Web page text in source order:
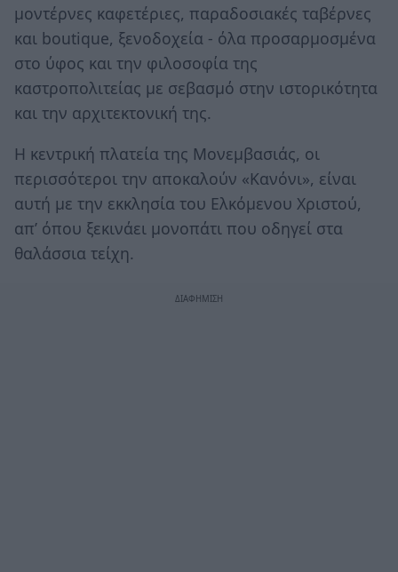
μοντέρνες καφετέριες, παραδοσιακές ταβέρνες
και boutique, ξενοδοχεία - όλα προσαρμοσμένα
στο ύφος και την φιλοσοφία της
καστροπολιτείας με σεβασμό στην ιστορικότητα
και την αρχιτεκτονική της.
Η κεντρική πλατεία της Μονεμβασιάς, οι
περισσότεροι την αποκαλούν «Κανόνι», είναι
αυτή με την εκκλησία του Ελκόμενου Χριστού,
απ’ όπου ξεκινάει μονοπάτι που οδηγεί στα
θαλάσσια τείχη.